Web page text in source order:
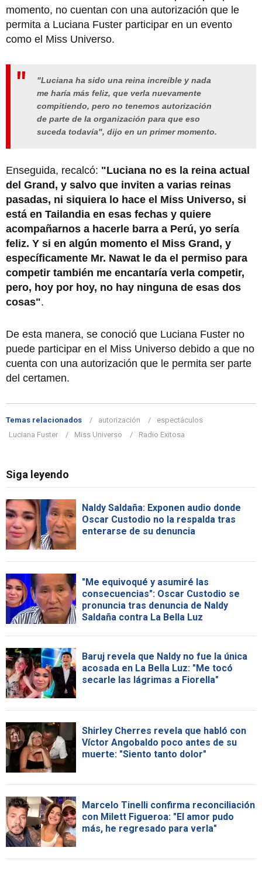
momento, no cuentan con una autorización que le
permita a Luciana Fuster participar en un evento
como el Miss Universo.
"Luciana ha sido una reina increíble y nada
me haría más feliz, que verla nuevamente
compitiendo, pero no tenemos autorización
de parte de la organización para que eso
suceda todavía", dijo en un primer momento.
Enseguida, recalcó: "Luciana no es la reina actual
del Grand, y salvo que inviten a varias reinas
pasadas, ni siquiera lo hace el Miss Universo, si
está en Tailandia en esas fechas y quiere
acompañarnos a hacerle barra a Perú, yo sería
feliz. Y si en algún momento el Miss Grand, y
específicamente Mr. Nawat le da el permiso para
competir también me encantaría verla competir,
pero, hoy por hoy, no hay ninguna de esas dos
cosas".
De esta manera, se conoció que Luciana Fuster no
puede participar en el Miss Universo debido a que no
cuenta con una autorización que le permita ser parte
del certamen.
Temas relacionados autorización
espectáculos
Luciana Fuster
Miss Universo Radio Exitosa
Siga leyendo
Naldy Saldaña: Exponen audio donde
Oscar Custodio no la respalda tras
enterarse de su denuncia
"Me equivoqué y asumiré las
consecuencias": Oscar Custodio se
pronuncia tras denuncia de Naldy
Saldaña contra La Bella Luz
Baruj revela que Naldy no fue la única
acosada en La Bella Luz: "Me tocó
secarle las lágrimas a Fiorella"
Shirley Cherres revela que habló con
Víctor Angobaldo poco antes de su
muerte: "Siento tanto dolor"
Marcelo Tinelli confirma reconciliación
con Milett Figueroa: "El amor pudo
más, he regresado para verla"